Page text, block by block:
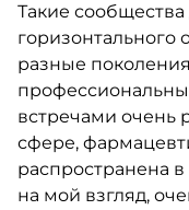
Такие
разные
встречами очень
сфере,
распространена
на мой взгляд,